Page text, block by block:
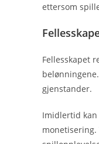
ettersom
Fellesskapet
gjenstander.
Imidlertid